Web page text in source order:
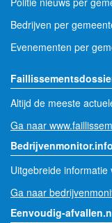
Bedrijven per
Evenementen per
Altijd de meeste
Ga naar
Bedrijvenmonitor.info
Uitgebreide
Ga naar
Eenvoudig-